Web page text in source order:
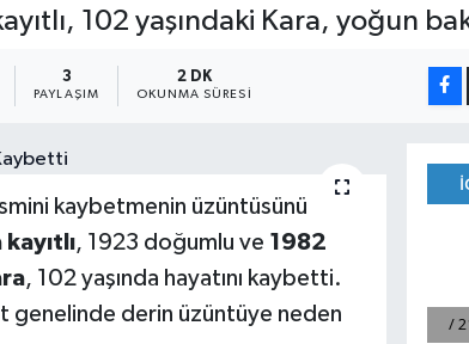
102 yaşındaki Kara, yoğun
3
PAYLAŞIM
2 DK
OKUNMA SÜRESI
kaybetmenin üzüntüsünü
, 1923 doğumlu ve 1982
, 102 yaşında hayatını kaybetti.
genelinde derin üzüntüye neden